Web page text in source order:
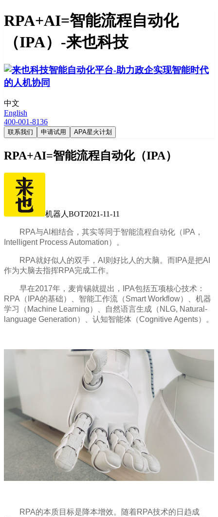
RPA+AI=智能流程自动化
（IPA）-来也科技
中文
English
400-001-8136
联系我们 申请试用 APA星火计划
RPA+AI=智能流程自动化（IPA）
机器人BOT2021-11-11
RPA与AI相结合，其实等同于智能流程自动化（IPA，
Intelligent Process Automation）。
RPA就好似人的双手，AI则好比人的大脑。而IPA是把AI
作为大脑去指挥RPA完成工作。
早在2017年，麦肯锡就提出，IPA包括五项核心技术：
RPA（IPA的基础）、智能工作流（Smart Workflow）、机器
学习（Machine Learning）、自然语言生成（NLG, Natural-
language Generation）、认知智能体（Cognitive Agents）。
RPA的本质目标是降本增效。随着RPA技术的日趋成